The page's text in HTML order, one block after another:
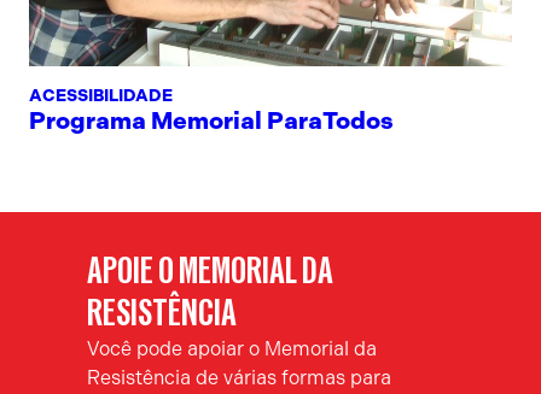
ACESSIBILIDADE
Programa Memorial ParaTodos
APOIE O MEMORIAL DA
RESISTÊNCIA
Você pode apoiar o Memorial da
Resistência de várias formas para